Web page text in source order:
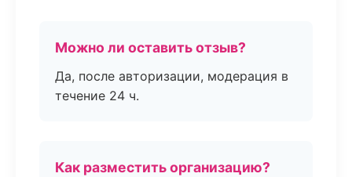
Можно ли оставить отзыв?
Да, после авторизации, модерация в
течение 24 ч.
Как разместить организацию?